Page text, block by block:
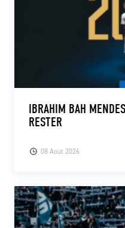
08 Août 2026
IBRAHIM BAH
RESTER